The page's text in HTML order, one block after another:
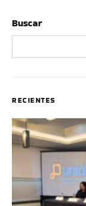
Buscar
RECIENTES